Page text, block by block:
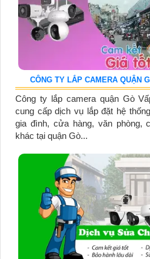
CÔNG TY LẮP CAMERA QUẬN
Công ty lắp camera quận Gò
cung cấp dịch vụ lắp đặt hệ
gia đình, cửa hàng, văn phòng,
khác tại quận Gò...